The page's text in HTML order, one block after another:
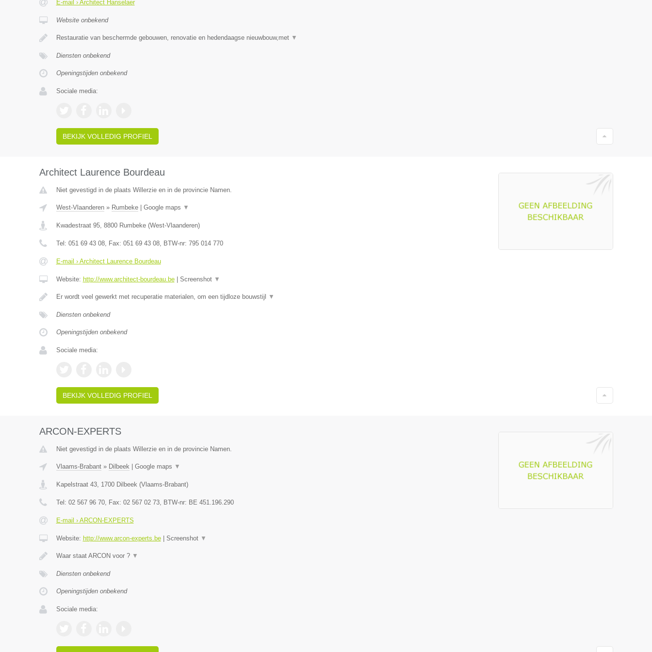
E-mail › Architect Hanselaer
Website onbekend
Restauratie van beschermde gebouwen, renovatie en hedendaagse nieuwbouw,met ▼
Diensten onbekend
Openingstijden onbekend
Sociale media:
BEKIJK VOLLEDIG PROFIEL
Architect Laurence Bourdeau
Niet gevestigd in de plaats Willerzie en in de provincie Namen.
West-Vlaanderen» Rumbeke| Google maps ▼
Kwadestraat 95, 8800 Rumbeke(West-Vlaanderen)
Tel: 051 69 43 08, Fax: 051 69 43 08, BTW-nr: 795 014 770
E-mail › Architect Laurence Bourdeau
Website: http://www.architect-bourdeau.be| Screenshot ▼
Er wordt veel gewerkt met recuperatie materialen, om een tijdloze bouwstijl ▼
Diensten onbekend
Openingstijden onbekend
Sociale media:
BEKIJK VOLLEDIG PROFIEL
ARCON-EXPERTS
Niet gevestigd in de plaats Willerzie en in de provincie Namen.
Vlaams-Brabant» Dilbeek| Google maps ▼
Kapelstraat 43, 1700 Dilbeek(Vlaams-Brabant)
Tel: 02 567 96 70, Fax: 02 567 02 73, BTW-nr: BE 451.196.290
E-mail › ARCON-EXPERTS
Website: http://www.arcon-experts.be| Screenshot ▼
Waar staat ARCON voor ? ▼
Diensten onbekend
Openingstijden onbekend
Sociale media: